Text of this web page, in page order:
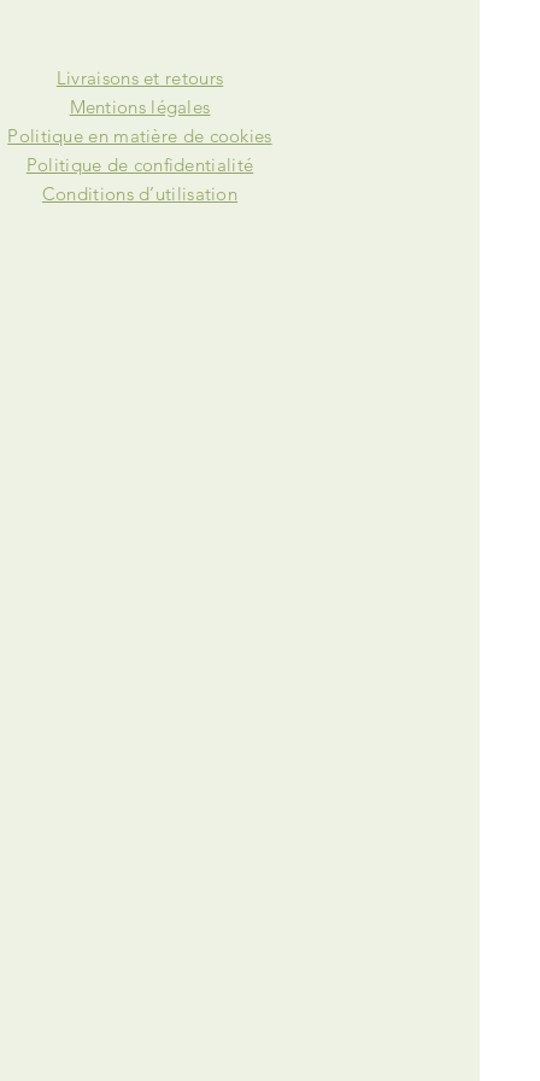
Livraisons et retours
Mentions légales
Politique en matière de cookies
Politique de confidentialité
Conditions d’utilisation